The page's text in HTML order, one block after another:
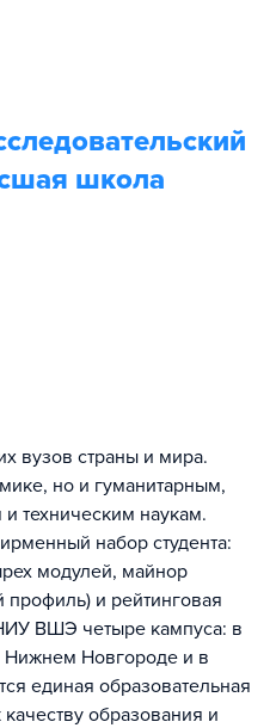
школа
вузов страны и мира.
но и гуманитарным,
техническим наукам.
набор студента:
модулей, майнор
и рейтинговая
ВШЭ четыре кампуса: в
Нижнем Новгороде и в
единая образовательная
образования и